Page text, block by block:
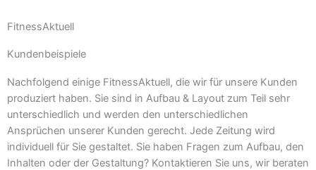
FitnessAktuell
Kundenbeispiele
Nachfolgend einige FitnessAktuell, die wir für unsere Kunden
produziert haben. Sie sind in Aufbau & Layout zum Teil sehr
unterschiedlich und werden den unterschiedlichen
Ansprüchen unserer Kunden gerecht. Jede Zeitung wird
individuell für Sie gestaltet. Sie haben Fragen zum Aufbau, den
Inhalten oder der Gestaltung? Kontaktieren Sie uns, wir beraten